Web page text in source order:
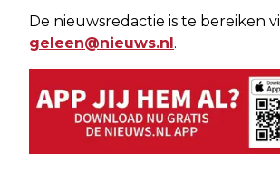
De nieuwsredactie is te bereiken
geleen@nieuws.nl.